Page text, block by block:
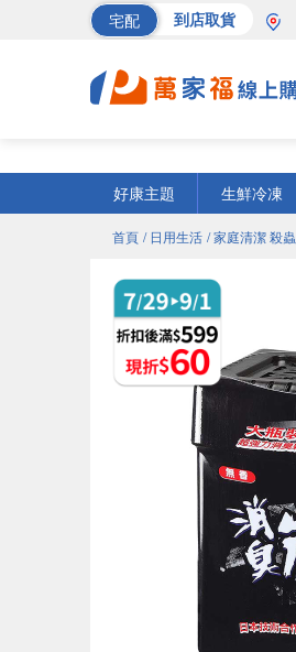
宅配 到店取貨
好康主題
生鮮冷凍
首頁 / 日用生活 / 家庭清潔 殺蟲